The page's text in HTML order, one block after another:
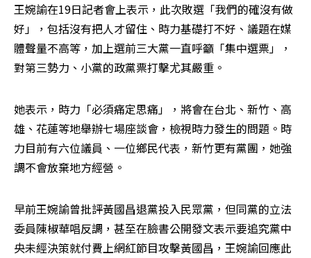
王婉諭在19日記者會上表示，此次敗選「我們的確沒有做
好」，包括沒有把人才留住、時力基礎打不好、議題在媒
體聲量不高等，加上選前三大黨一直呼籲「集中選票」，
對第三勢力、小黨的政黨票打擊尤其嚴重。
她表示，時力「必須痛定思痛」，將會在台北、新竹、高
雄、花蓮等地舉辦七場座談會，檢視時力發生的問題。時
力目前有六位議員、一位鄉民代表，新竹更有黨團，她強
調不會放棄地方經營。
早前王婉諭曾批評黃國昌退黨投入民眾黨，但同黨的立法
委員陳椒華唱反調，甚至在臉書公開發文表示要追究黨中
央未經決策就付費上網紅節目攻擊黃國昌，王婉諭回應此